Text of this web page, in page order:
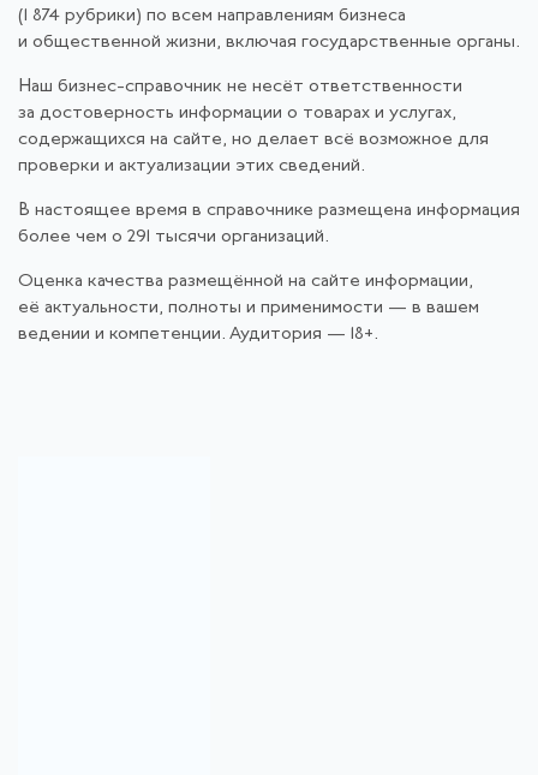
(1 874 рубрики) по всем направлениям бизнеса
и общественной жизни, включая государственные органы.
Наш бизнес-справочник не несёт ответственности
за достоверность информации о товарах и услугах,
содержащихся на сайте, но делает всё возможное для
проверки и актуализации этих сведений.
В настоящее время в справочнике размещена информация
более чем о 291 тысячи организаций.
Оценка качества размещённой на сайте информации,
её актуальности, полноты и применимости — в вашем
ведении и компетенции. Аудитория — 18+.